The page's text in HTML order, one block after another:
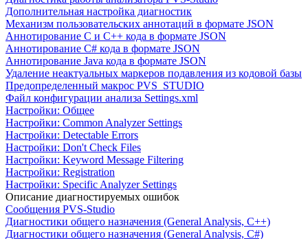
Дополнительная настройка диагностик
Механизм пользовательских аннотаций в формате JSON
Аннотирование C и C++ кода в формате JSON
Аннотирование C# кода в формате JSON
Аннотирование Java кода в формате JSON
Удаление неактуальных маркеров подавления из кодовой базы
Предопределенный макрос PVS_STUDIO
Файл конфигурации анализа Settings.xml
Настройки: Общее
Настройки: Common Analyzer Settings
Настройки: Detectable Errors
Настройки: Don't Check Files
Настройки: Keyword Message Filtering
Настройки: Registration
Настройки: Specific Analyzer Settings
Описание диагностируемых ошибок
Сообщения PVS-Studio
Диагностики общего назначения (General Analysis, C++)
Диагностики общего назначения (General Analysis, C#)